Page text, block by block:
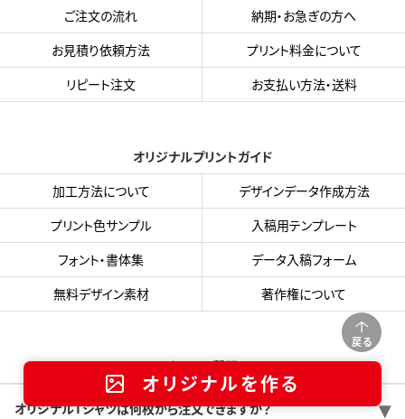
戻る
オリジナルを作る
ご注文の流れ
納期・お急ぎの方へ
お見積り依頼方法
プリント料金について
リピート注文
お支払い方法・送料
オリジナルプリントガイド
加工方法について
デザインデータ作成方法
プリント色サンプル
入稿用テンプレート
フォント・書体集
データ入稿フォーム
無料デザイン素材
著作権について
よくある質問
オリジナルTシャツは何枚から注文できますか？